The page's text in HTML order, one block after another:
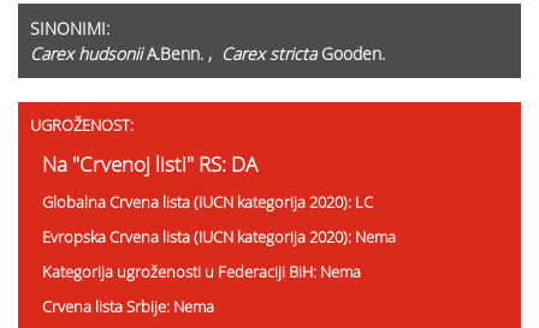
SINONIMI:
Carex hudsoniiA.Benn. , Carex strictaGooden.
UGROŽENOST:
Na "Crvenoj listi" RS: DA
Globalna Crvena lista (IUCN kategorija 2020): LC
Evropska Crvena lista (IUCN kategorija 2020): Nema
Kategorija ugroženosti u Federaciji BiH: Nema
Crvena lista Srbije: Nema